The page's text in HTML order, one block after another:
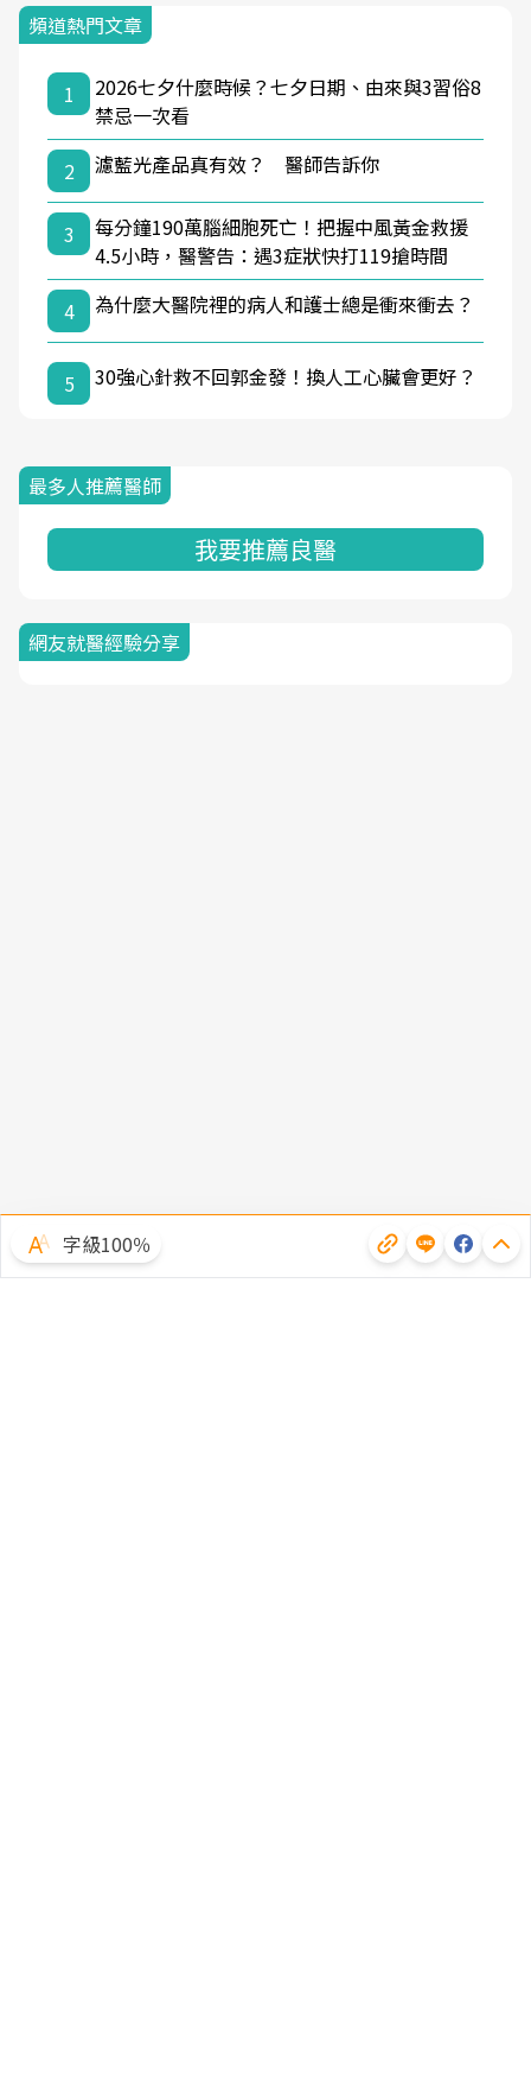
頻道熱門文章
1
2026七夕什麼時候？七夕日期、由來與3習俗8
禁忌一次看
2
濾藍光產品真有效？ 醫師告訴你
3
每分鐘190萬腦細胞死亡！把握中風黃金救援
4.5小時，醫警告：遇3症狀快打119搶時間
4
為什麼大醫院裡的病人和護士總是衝來衝去？
5 30強心針救不回郭金發！換人工心臟會更好？
最多人推薦醫師
我要推薦良醫
網友就醫經驗分享
字級100％